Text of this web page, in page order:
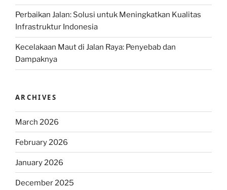
Perbaikan Jalan: Solusi untuk Meningkatkan Kualitas
Infrastruktur Indonesia
Kecelakaan Maut di Jalan Raya: Penyebab dan
Dampaknya
ARCHIVES
March 2026
February 2026
January 2026
December 2025